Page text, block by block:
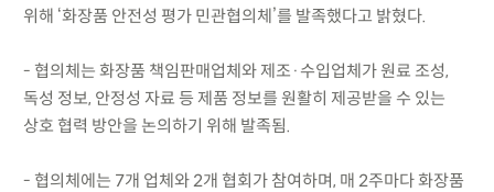
위해 ‘화장품 안전성 평가 민관협의체’를 발족했다고 밝혔다.
- 협의체는 화장품 책임판매업체와 제조·수입업체가 원료 조성,
독성 정보, 안정성 자료 등 제품 정보를 원활히 제공받을 수 있는
상호 협력 방안을 논의하기 위해 발족됨.
- 협의체에는 7개 업체와 2개 협회가 참여하며, 매 2주마다 화장품